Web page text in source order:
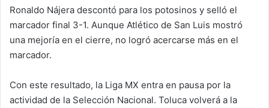
Ronaldo Nájera descontó para los potosinos y selló el
marcador final 3-1. Aunque Atlético de San Luis mostró
una mejoría en el cierre, no logró acercarse más en el
marcador.
Con este resultado, la Liga MX entra en pausa por la
actividad de la Selección Nacional. Toluca volverá a la